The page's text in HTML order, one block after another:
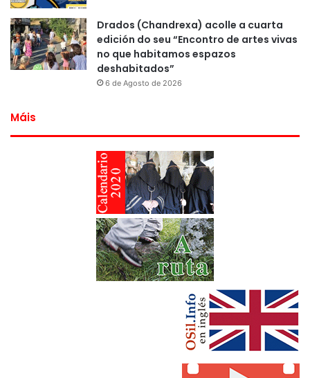
Drados (Chandrexa) acolle a cuarta
edición do seu “Encontro de artes vivas
no que habitamos espazos
deshabitados”
6 de Agosto de 2026
Máis